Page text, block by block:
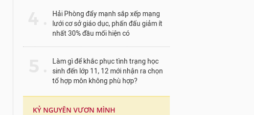
Hải Phòng đẩy mạnh sắp xếp mạng
lưới cơ sở giáo dục, phấn đấu giảm ít
nhất 30% đầu mối hiện có
Làm gì để khắc phục tình trạng học
sinh đến lớp 11, 12 mới nhận ra chọn
tổ hợp môn không phù hợp?
KỶ NGUYÊN VƯƠN MÌNH